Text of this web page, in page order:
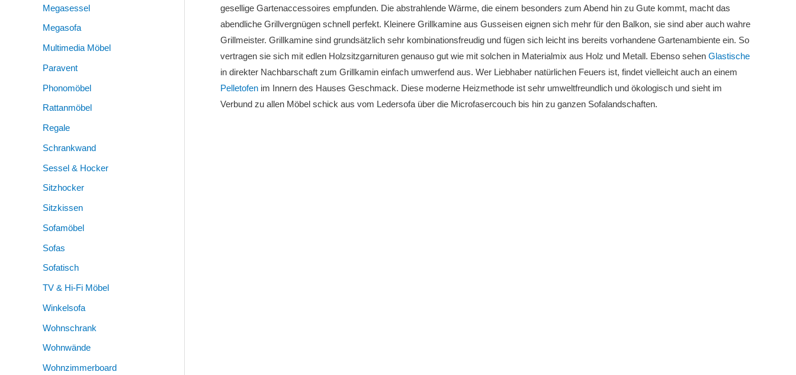
Megasessel
Megasofa
Multimedia Möbel
Paravent
Phonomöbel
Rattanmöbel
Regale
Schrankwand
Sessel & Hocker
Sitzhocker
Sitzkissen
Sofamöbel
Sofas
Sofatisch
TV & Hi-Fi Möbel
Winkelsofa
Wohnschrank
Wohnwände
Wohnzimmerboard
gesellige Gartenaccessoires empfunden. Die abstrahlende Wärme, die einem besonders zum Abend hin zu Gute kommt, macht das
abendliche Grillvergnügen schnell perfekt. Kleinere Grillkamine aus Gusseisen eignen sich mehr für den Balkon, sie sind aber auch wahre
Grillmeister. Grillkamine sind grundsätzlich sehr kombinationsfreudig und fügen sich leicht ins bereits vorhandene Gartenambiente ein. So
vertragen sie sich mit edlen Holzsitzgarnituren genauso gut wie mit solchen in Materialmix aus Holz und Metall. Ebenso sehen Glastische
in direkter Nachbarschaft zum Grillkamin einfach umwerfend aus. Wer Liebhaber natürlichen Feuers ist, findet vielleicht auch an einem
Pelletofen im Innern des Hauses Geschmack. Diese moderne Heizmethode ist sehr umweltfreundlich und ökologisch und sieht im
Verbund zu allen Möbel schick aus vom Ledersofa über die Microfasercouch bis hin zu ganzen Sofalandschaften.